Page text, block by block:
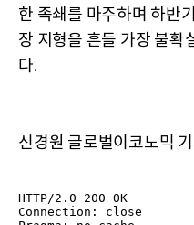
한 족쇄를 마주하며 하반
장 지형을 흔들 가장 불확
다.
신경원 글로벌이코노믹